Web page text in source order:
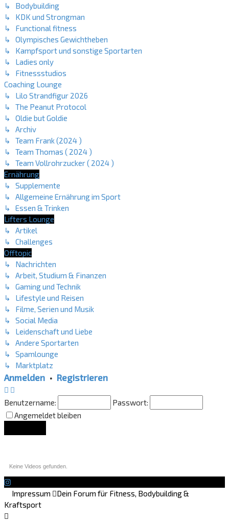
↳ Bodybuilding
↳ KDK und Strongman
↳ Functional fitness
↳ Olympisches Gewichtheben
↳ Kampfsport und sonstige Sportarten
↳ Ladies only
↳ Fitnessstudios
Coaching Lounge
↳ Lilo Strandfigur 2026
↳ The Peanut Protocol
↳ Oldie but Goldie
↳ Archiv
↳ Team Frank (2024 )
↳ Team Thomas ( 2024 )
↳ Team Vollrohrzucker ( 2024 )
Ernährung
↳ Supplemente
↳ Allgemeine Ernährung im Sport
↳ Essen & Trinken
Lifters Lounge
↳ Artikel
↳ Challenges
Offtopic
↳ Nachrichten
↳ Arbeit, Studium & Finanzen
↳ Gaming und Technik
↳ Lifestyle und Reisen
↳ Filme, Serien und Musik
↳ Social Media
↳ Leidenschaft und Liebe
↳ Andere Sportarten
↳ Spamlounge
↳ Marktplatz
Anmelden • Registrieren
Benutzername:
Passwort:
Angemeldet bleiben
Keine Videos gefunden.
Impressum
Dein Forum für Fitness, Bodybuilding &
Kraftsport